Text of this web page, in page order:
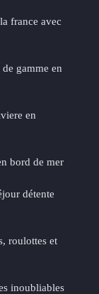
france avec
gamme en
en
bord de mer
détente
roulottes et
inoubliables